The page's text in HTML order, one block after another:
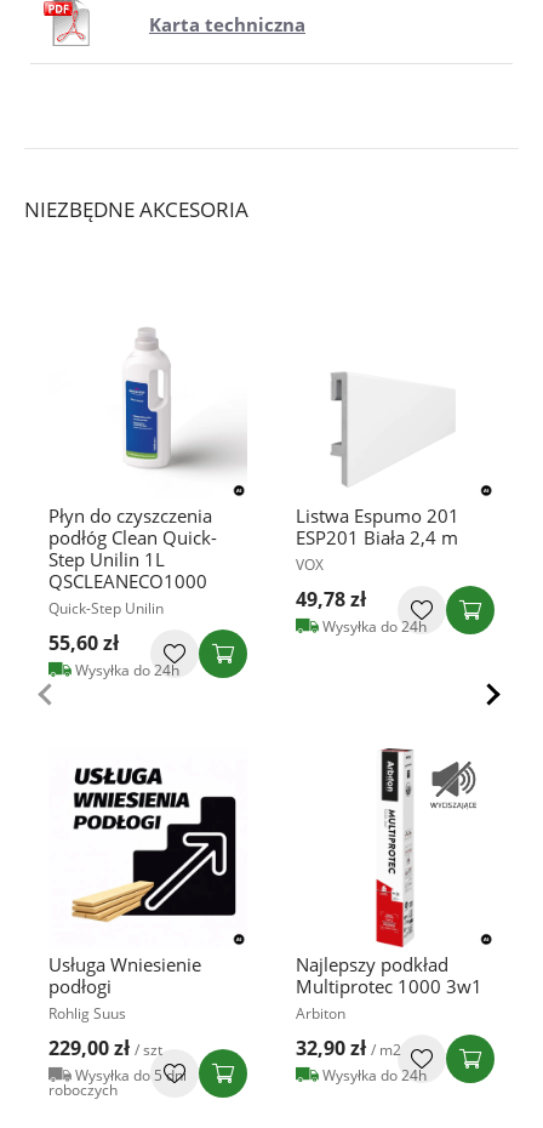
Karta techniczna
NIEZBĘDNE AKCESORIA
Płyn do czyszczenia
podłóg Clean Quick-
Step Unilin 1L
QSCLEANECO1000
Quick-Step Unilin
55,60 zł
Wysyłka do 24h
Usługa Wniesienie
podłogi
Rohlig Suus
229,00 zł / szt
Wysyłka do 5 dni
roboczych
Listwa Espumo 201
ESP201 Biała 2,4 m
VOX
49,78 zł
Wysyłka do 24h
Najlepszy podkład
Multiprotec 1000 3w1
Arbiton
32,90 zł / m2
Wysyłka do 24h